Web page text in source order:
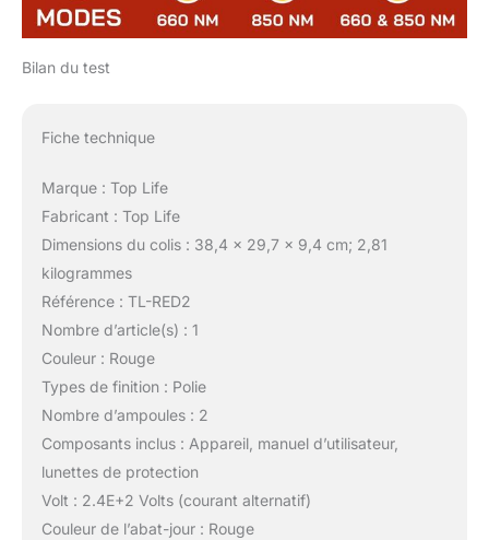
Bilan du test
Fiche technique
Marque : Top Life
Fabricant : Top Life
Dimensions du colis : 38,4 x 29,7 x 9,4 cm; 2,81
kilogrammes
Référence : TL-RED2
Nombre d’article(s) : 1
Couleur : Rouge
Types de finition : Polie
Nombre d’ampoules : 2
Composants inclus : Appareil, manuel d’utilisateur,
lunettes de protection
Volt : 2.4E+2 Volts (courant alternatif)
Couleur de l’abat-jour : Rouge